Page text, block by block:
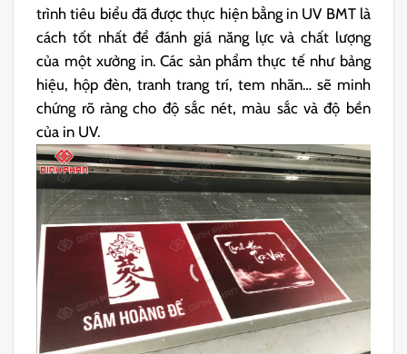
trình tiêu biểu đã được thực hiện bằng in UV BMT là
cách tốt nhất để đánh giá năng lực và chất lượng
của một xưởng in. Các sản phẩm thực tế như bảng
hiệu, hộp đèn, tranh trang trí, tem nhãn… sẽ minh
chứng rõ ràng cho độ sắc nét, màu sắc và độ bền
của in UV.